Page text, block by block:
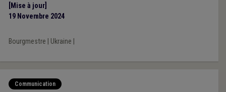
[Mise à jour]
19 Novembre 2024
Bourgmestre Ukraine
Communication